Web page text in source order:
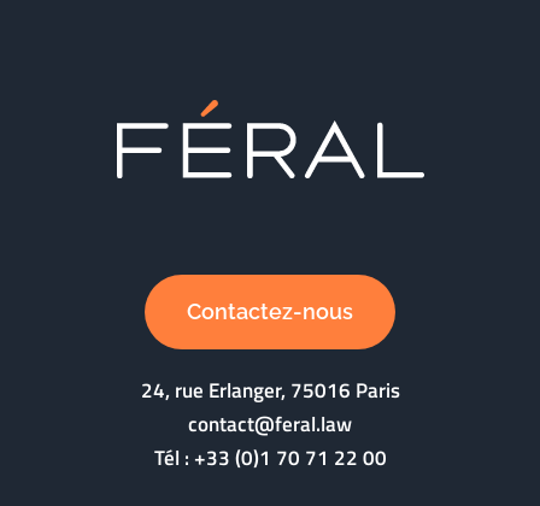
Contactez-nous
24, rue Erlanger, 75016 Paris
contact@feral.law
Tél :+33 (0)1 70 71 22 00